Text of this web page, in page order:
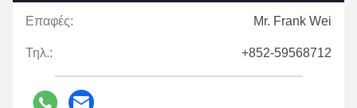
Επαφές: Mr. Frank Wei
Τηλ.: +852-59568712